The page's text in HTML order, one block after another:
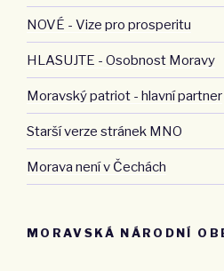
NOVÉ - Vize pro prosperitu
HLASUJTE - Osobnost Moravy
Moravský patriot - hlavní partner
Starší verze stránek MNO
Morava není v Čechách
MORAVSKÁ NÁRODNÍ